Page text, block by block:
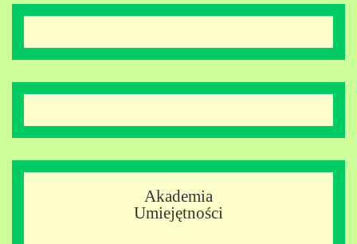
Akademia
Umiejętności